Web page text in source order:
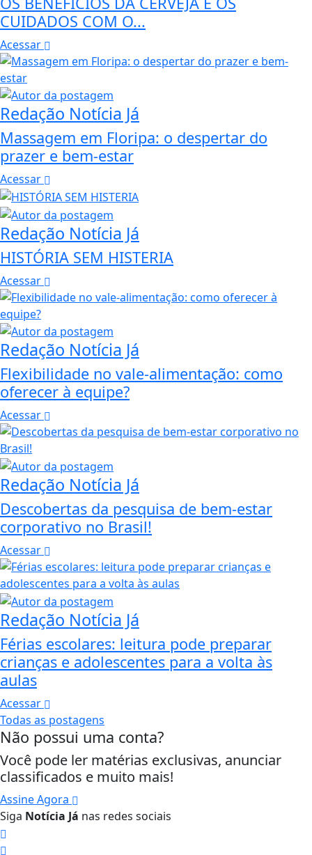
CUIDADOS COM O...
Acessar
Redação Notícia Já
Massagem em Floripa: o despertar do
prazer e bem-estar
Acessar
Redação Notícia Já
HISTÓRIA SEM HISTERIA
Acessar
Redação Notícia Já
Flexibilidade no vale-alimentação: como
oferecer à equipe?
Acessar
Redação Notícia Já
Descobertas da pesquisa de bem-estar
corporativo no Brasil!
Acessar
Redação Notícia Já
Férias escolares: leitura pode preparar
crianças e adolescentes para a volta às
aulas
Acessar
Todas as postagens
Não possui uma conta?
Você pode ler matérias exclusivas, anunciar
classificados e muito mais!
Assine Agora
Siga Notícia Já nas redes sociais